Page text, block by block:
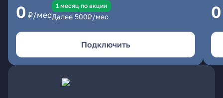
0 ₽/мес
1 месяц по акции
Далее 500₽/мес
Подключить
0